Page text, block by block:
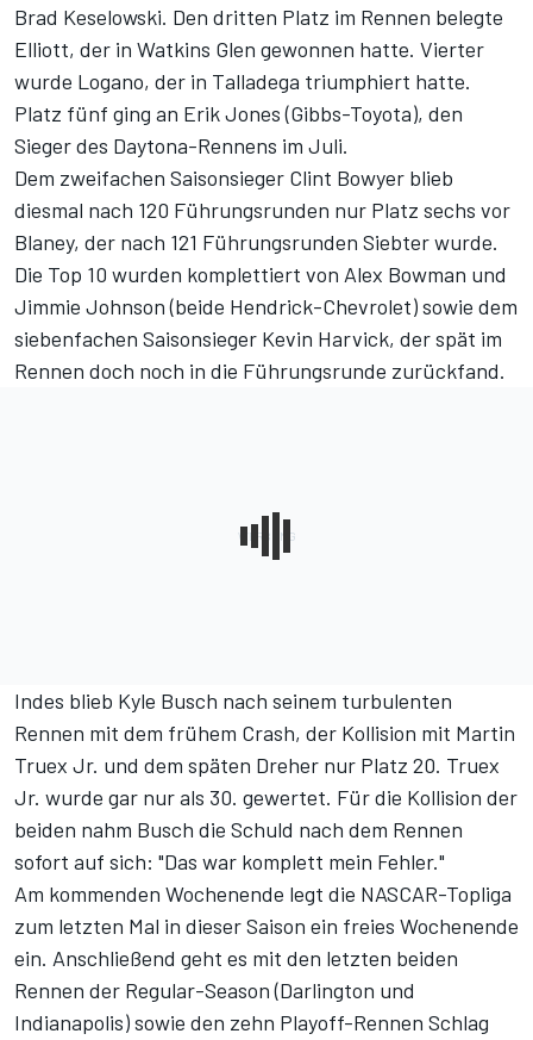
Brad Keselowski. Den dritten Platz im Rennen belegte
Elliott, der in Watkins Glen gewonnen hatte. Vierter
wurde Logano, der in Talladega triumphiert hatte.
Platz fünf ging an Erik Jones (Gibbs-Toyota), den
Sieger des Daytona-Rennens im Juli.
Dem zweifachen Saisonsieger Clint Bowyer blieb
diesmal nach 120 Führungsrunden nur Platz sechs vor
Blaney, der nach 121 Führungsrunden Siebter wurde.
Die Top 10 wurden komplettiert von Alex Bowman und
Jimmie Johnson (beide Hendrick-Chevrolet) sowie dem
siebenfachen Saisonsieger Kevin Harvick, der spät im
Rennen doch noch in die Führungsrunde zurückfand.
Indes blieb Kyle Busch nach seinem turbulenten
Rennen mit dem frühem Crash, der Kollision mit Martin
Truex Jr. und dem späten Dreher nur Platz 20. Truex
Jr. wurde gar nur als 30. gewertet. Für die Kollision der
beiden nahm Busch die Schuld nach dem Rennen
sofort auf sich: "Das war komplett mein Fehler."
Am kommenden Wochenende legt die NASCAR-Topliga
zum letzten Mal in dieser Saison ein freies Wochenende
ein. Anschließend geht es mit den letzten beiden
Rennen der Regular-Season (Darlington und
Indianapolis) sowie den zehn Playoff-Rennen Schlag